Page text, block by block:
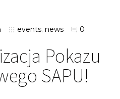
events, news 0
Pokazu
SAPU!